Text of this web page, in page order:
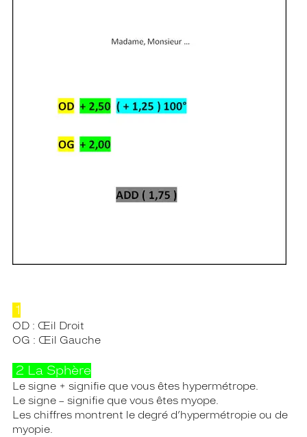
1
OD : Œil Droit
OG : Œil Gauche
2 La Sphère
Le signe + signifie que vous êtes hypermétrope.
Le signe – signifie que vous êtes myope.
Les chiffres montrent le degré d’hypermétropie ou de
myopie.